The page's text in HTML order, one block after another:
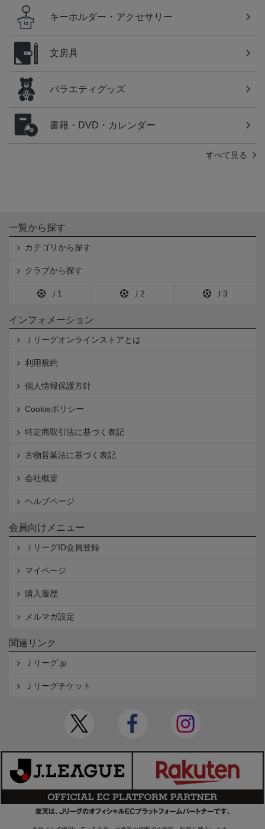
キーホルダー・アクセサリー
文房具
バラエティグッズ
書籍・DVD・カレンダー
すべて見る
一覧から探す
カテゴリから探す
クラブから探す
Ｊ1 Ｊ2 Ｊ3
インフォメーション
Ｊリーグオンラインストアとは
利用規約
個人情報保護方針
Cookieポリシー
特定商取引法に基づく表記
古物営業法に基づく表記
会社概要
ヘルプページ
会員向けメニュー
ＪリーグID会員登録
マイページ
購入履歴
メルマガ設定
関連リンク
Ｊリーグ.jp
Ｊリーグチケット